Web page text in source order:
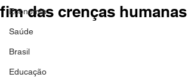
Economia
Saúde
Brasil
Educação
fim das crenças humanas